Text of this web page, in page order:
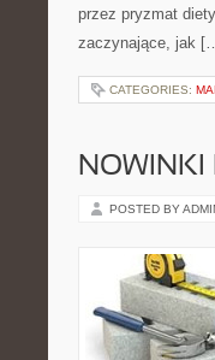
przez pryzmat
zaczynające, jak
CATEGORIES:
NOWINKI
POSTED BY